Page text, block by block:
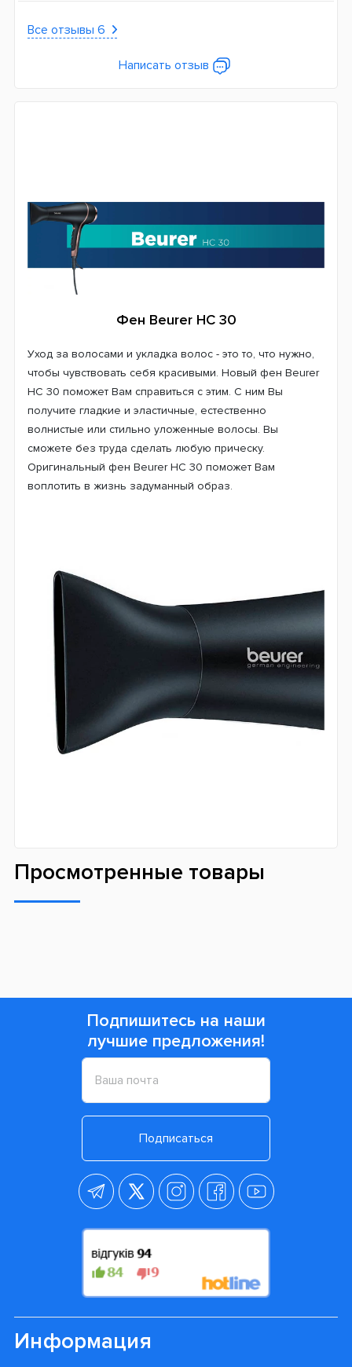
Все отзывы 6
Написать отзыв
Фен Beurer HC 30
Уход за волосами и укладка волос - это то, что нужно,
чтобы чувствовать себя красивыми. Новый фен Beurer
HC 30 поможет Вам справиться с этим. С ним Вы
получите гладкие и эластичные, естественно
волнистые или стильно уложенные волосы. Вы
сможете без труда сделать любую прическу.
Оригинальный фен Beurer HC 30 поможет Вам
воплотить в жизнь задуманный образ.
Просмотренные товары
Подпишитесь на наши
лучшие предложения!
Подписаться
Информация